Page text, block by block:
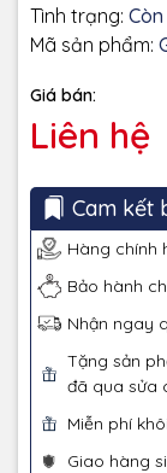
Tình trạng:
Mã sản phẩm:
Giá bán:
Liên hệ
Cam kết
Hàng chính
Bảo hành
Nhận ngay
Tặng sản
đã qua sửa
Miễn phí
Giao hàng